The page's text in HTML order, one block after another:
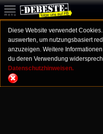
Diese Website verwendet
auswerten, um nutzungsbasiert
anzuzeigen. Weitere
du deren Verwendung
Datenschutzhinweisen.